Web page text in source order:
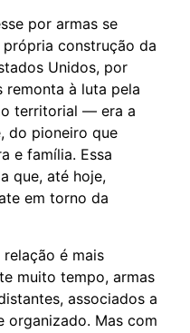
por armas se
construção da
Unidos, por
remonta à luta pela
territorial — era a
do pioneiro que
e família. Essa
que, até hoje,
em torno da
é mais
muito tempo, armas
associados a
organizado. Mas com